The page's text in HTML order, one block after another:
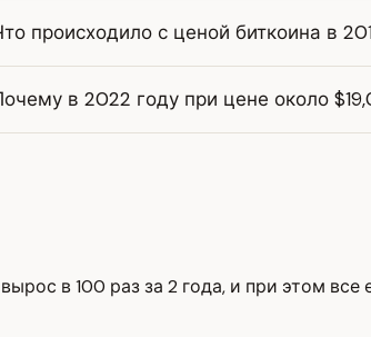
происходило с ценой биткоина в
в 2022 году при цене около
в 100 раз за 2 года, и при этом